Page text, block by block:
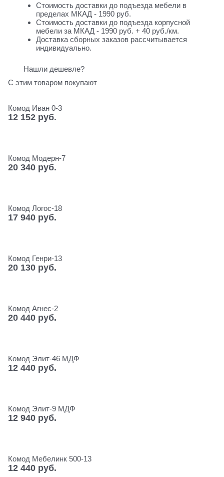
Стоимость доставки до подъезда мебели в
пределах МКАД - 1990 руб.
Стоимость доставки до подъезда корпусной
мебели за МКАД - 1990 руб. + 40 руб./км.
Доставка сборных заказов рассчитывается
индивидуально.
Нашли дешевле?
С этим товаром покупают
Комод Иван 0-3
12 152 руб.
Комод Модерн-7
20 340 руб.
Комод Логос-18
17 940 руб.
Комод Генри-13
20 130 руб.
Комод Агнес-2
20 440 руб.
Комод Элит-46 МДФ
12 440 руб.
Комод Элит-9 МДФ
12 940 руб.
Комод Мебелинк 500-13
12 440 руб.